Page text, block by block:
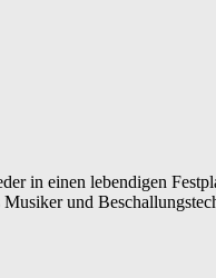
in einen lebendigen
und